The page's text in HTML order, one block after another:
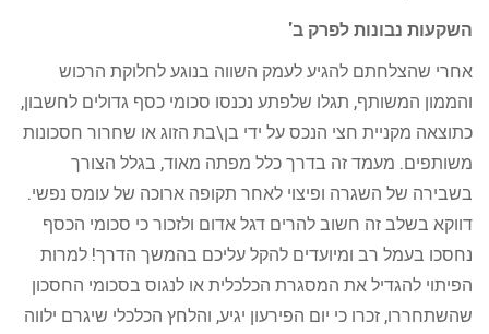
השקעות נבונות לפרק ב'
אחרי שהצלחתם להגיע לעמק השווה בנוגע לחלוקת הרכוש
והממון המשותף, תגלו שלפתע נכנסו סכומי כסף גדולים לחשבון,
כתוצאה מקניית חצי הנכס על ידי בן\בת הזוג או שחרור חסכונות
משותפים. מעמד זה בדרך כלל מפתה מאוד, בגלל הצורך
בשבירה של השגרה ופיצוי לאחר תקופה ארוכה של עומס נפשי.
דווקא בשלב זה חשוב להרים דגל אדום ולזכור כי סכומי הכסף
נחסכו בעמל רב ומיועדים להקל עליכם בהמשך הדרך! למרות
הפיתוי להגדיל את המסגרת הכלכלית או לנגוס בסכומי החסכון
שהשתחררו, זכרו כי יום הפירעון יגיע, והלחץ הכלכלי שיגרם ילווה